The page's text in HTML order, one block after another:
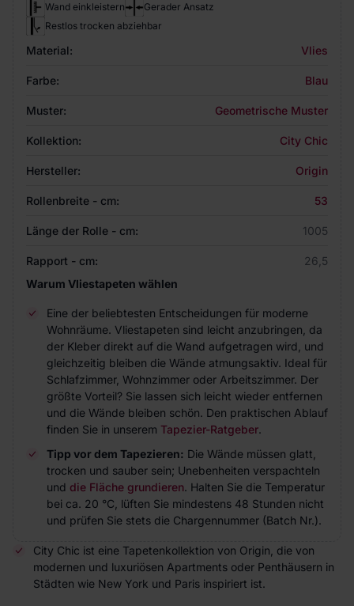
Wand einkleistern
Gerader Ansatz
Restlos trocken abziehbar
Material: Vlies
Farbe: Blau
Muster: Geometrische Muster
Kollektion: City Chic
Hersteller: Origin
Rollenbreite - cm: 53
Länge der Rolle - cm: 1005
Rapport - cm:
26,5
Warum Vliestapeten wählen
Eine der beliebtesten Entscheidungen für moderne
Wohnräume. Vliestapeten sind leicht anzubringen, da
der Kleber direkt auf die Wand aufgetragen wird, und
gleichzeitig bleiben die Wände atmungsaktiv. Ideal für
Schlafzimmer, Wohnzimmer oder Arbeitszimmer. Der
größte Vorteil? Sie lassen sich leicht wieder entfernen
und die Wände bleiben schön. Den praktischen Ablauf
finden Sie in unserem Tapezier-Ratgeber.
Tipp vor dem Tapezieren: Die Wände müssen glatt,
trocken und sauber sein; Unebenheiten verspachteln
und die Fläche grundieren. Halten Sie die Temperatur
bei ca. 20 °C, lüften Sie mindestens 48 Stunden nicht
und prüfen Sie stets die Chargennummer (Batch Nr.).
City Chic ist eine Tapetenkollektion von Origin, die von
modernen und luxuriösen Apartments oder Penthäusern in
Städten wie New York und Paris inspiriert ist.